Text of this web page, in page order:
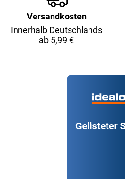
Versandkosten
Innerhalb Deutschlands
ab 5,99 €